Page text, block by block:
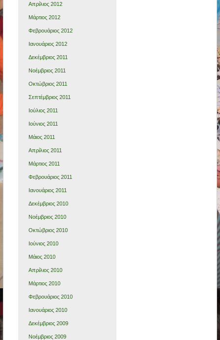
Απρίλιος 2012
Μάρτιος 2012
Φεβρουάριος 2012
Ιανουάριος 2012
Δεκέμβριος 2011
Νοέμβριος 2011
Οκτώβριος 2011
Σεπτέμβριος 2011
Ιούλιος 2011
Ιούνιος 2011
Μάιος 2011
Απρίλιος 2011
Μάρτιος 2011
Φεβρουάριος 2011
Ιανουάριος 2011
Δεκέμβριος 2010
Νοέμβριος 2010
Οκτώβριος 2010
Ιούνιος 2010
Μάιος 2010
Απρίλιος 2010
Μάρτιος 2010
Φεβρουάριος 2010
Ιανουάριος 2010
Δεκέμβριος 2009
Νοέμβριος 2009